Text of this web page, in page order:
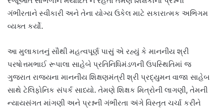
ગંભીરતાને સ્વીકારી અને તેના યોગ્ય ઉકેલ માટે સકારાત્મક અભિગમ
વ્યક્ત કર્યો.
આ મુલાકાતનું સૌથી મહત્વપૂર્ણ પાસું એ રહ્યું કે માનનીય શ્રી
પરષોત્તમભાઈ રૂપાલા સાહેબે પ્રતિનિધિમંડળની ઉપસ્થિતિમાં જ
ગુજરાત રાજ્યના માનનીય શિક્ષણમંત્રી શ્રી પ્રદ્યુમન વાજા સાહેબ
સાથે ટેલિફોનિક સંપર્ક સાધ્યો. તેમણે શિક્ષક મિત્રોની લાગણી, તેમની
ન્યાયસંગત માંગણી અને પ્રશ્નની ગંભીરતા અંગે વિસ્તૃત ચર્ચા કરીને